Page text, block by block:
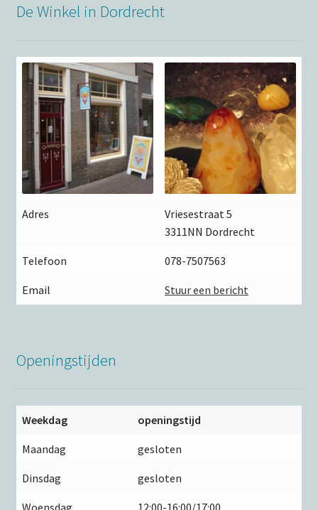
De Winkel in Dordrecht
Adres
Vriesestraat 5
3311NN Dordrecht
Telefoon 078-7507563
Email Stuur een bericht
Openingstijden
Weekdag openingstijd
Maandag gesloten
Dinsdag gesloten